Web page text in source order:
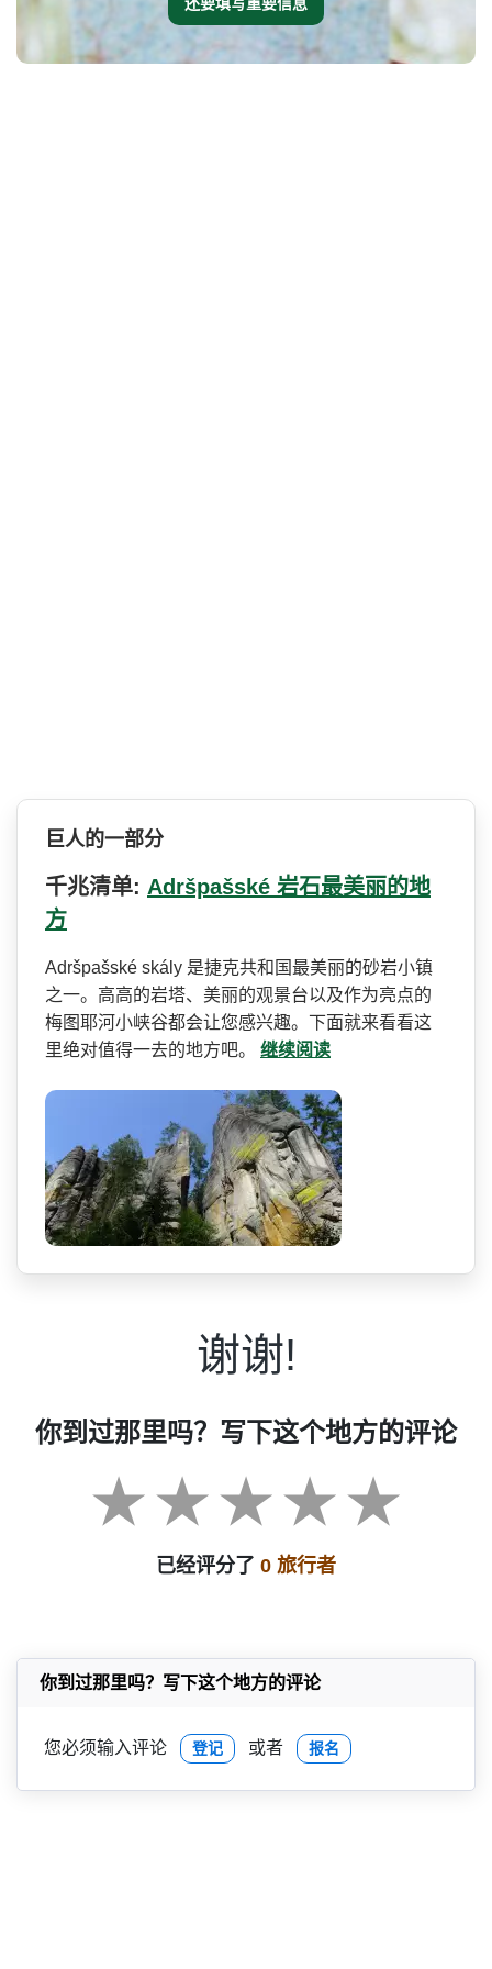
还要填写重要信息
巨人的一部分
千兆清单: Adršpašské 岩石最美丽的地
方
Adršpašské skály 是捷克共和国最美丽的砂岩小­镇
之一。高高的岩塔、美丽的观景台以及作为亮点的
梅­图耶河小峡谷都会让您感兴趣。下面就来看看这
里绝对­值得一去的地方吧。 继续阅读
谢谢!
你到过那里吗？写下这个地方的评论
已经评分了 0 旅行者
你到过那里吗？写下这个地方的评论
您必须输入评论 登记 或者 报名